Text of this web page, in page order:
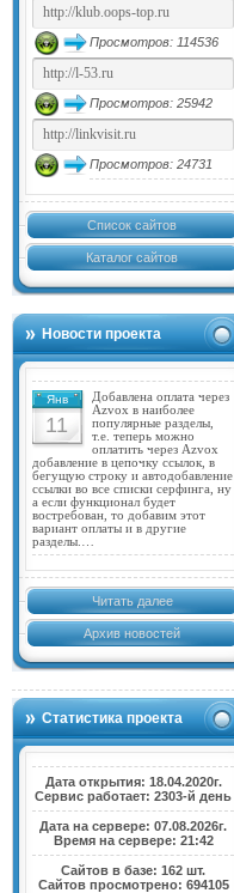
Просмотров: 114536
Просмотров: 25942
Просмотров: 24731
Список сайтов
Каталог сайтов
Новости проекта
Янв
11
Добавлена оплата через
Azvox в наиболее
популярные разделы,
т.е. теперь можно
оплатить через Azvox
добавление в цепочку ссылок, в
бегущую строку и автодобавление
ссылки во все списки серфинга, ну
а если функционал будет
востребован, то добавим этот
вариант оплаты и в другие
разделы.…
Читать далее
Архив новостей
Статистика проекта
Дата открытия: 18.04.2020г.
Сервис работает: 2303-й день
Дата на сервере: 07.08.2026г.
Время на сервере: 21:42
Сайтов в базе: 162 шт.
Сайтов просмотрено: 694105